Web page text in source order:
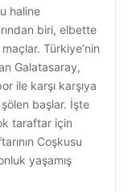
haline
biri, elbette
Türkiye’nin
Galatasaray,
ile karşı karşıya
başlar. İşte
taraftar için
Coşkusu
yaşamış